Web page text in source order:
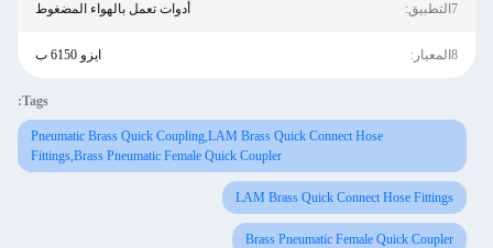
7التطبيق: أدوات تعمل بالهواء المضغوط
8المعيار: ايزو 6150 ب
Tags:
Pneumatic Brass Quick Coupling,LAM Brass Quick Connect Hose
Fittings,Brass Pneumatic Female Quick Coupler
LAM Brass Quick Connect Hose Fittings
Brass Pneumatic Female Quick Coupler